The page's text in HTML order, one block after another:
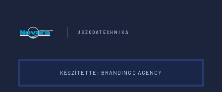
USZODATECHNIKA
KÉSZÍTETTE: BRANDINGO AGENCY